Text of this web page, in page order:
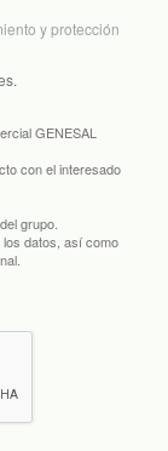
y protección
GENESAL
con el interesado
grupo.
datos, así como